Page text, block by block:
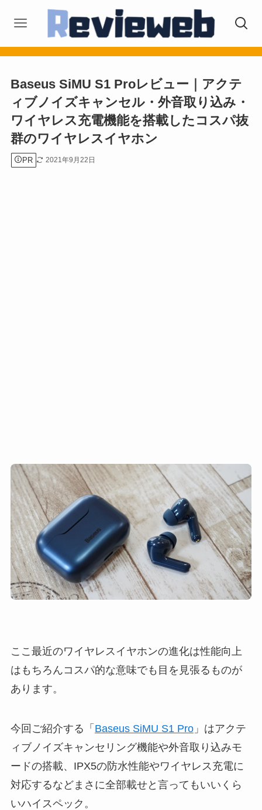
Baseus SiMU S1 Proレビュー｜アクテ
ィブノイズキャンセル・外音取り込み・
ワイヤレス充電機能を搭載したコスパ抜
群のワイヤレスイヤホン
PR 2021年9月22日
ここ最近のワイヤレスイヤホンの進化は性能向上
はもちろんコスパ的な意味でも目を見張るものが
あります。
今回ご紹介する「 Baseus SiMU S1 Pro」はアクテ
ィブノイズキャンセリング機能や外音取り込みモ
ードの搭載、IPX5の防水性能やワイヤレス充電に
対応するなどまさに全部載せと言ってもいいくら
いハイスペック。